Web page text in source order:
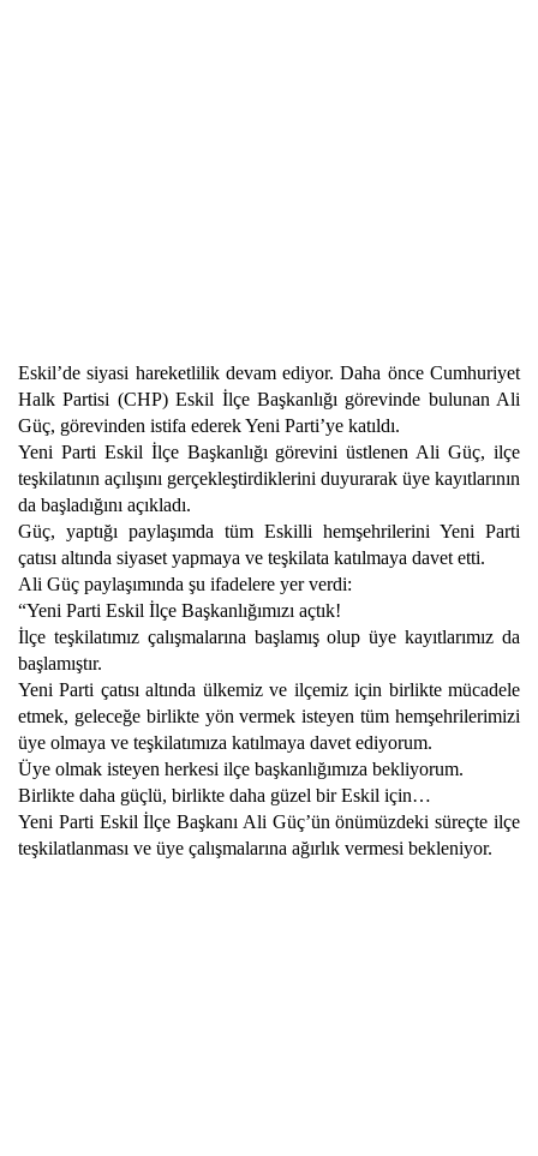
Eskil’de siyasi hareketlilik devam ediyor. Daha önce Cumhuriyet
Halk Partisi (CHP) Eskil İlçe Başkanlığı görevinde bulunan Ali
Güç, görevinden istifa ederek Yeni Parti’ye katıldı.
Yeni Parti Eskil İlçe Başkanlığı görevini üstlenen Ali Güç, ilçe
teşkilatının açılışını gerçekleştirdiklerini duyurarak üye kayıtlarının
da başladığını açıkladı.
Güç, yaptığı paylaşımda tüm Eskilli hemşehrilerini Yeni Parti
çatısı altında siyaset yapmaya ve teşkilata katılmaya davet etti.
Ali Güç paylaşımında şu ifadelere yer verdi:
“Yeni Parti Eskil İlçe Başkanlığımızı açtık!
İlçe teşkilatımız çalışmalarına başlamış olup üye kayıtlarımız da
başlamıştır.
Yeni Parti çatısı altında ülkemiz ve ilçemiz için birlikte mücadele
etmek, geleceğe birlikte yön vermek isteyen tüm hemşehrilerimizi
üye olmaya ve teşkilatımıza katılmaya davet ediyorum.
Üye olmak isteyen herkesi ilçe başkanlığımıza bekliyorum.
Birlikte daha güçlü, birlikte daha güzel bir Eskil için…
Yeni Parti Eskil İlçe Başkanı Ali Güç’ün önümüzdeki süreçte ilçe
teşkilatlanması ve üye çalışmalarına ağırlık vermesi bekleniyor.